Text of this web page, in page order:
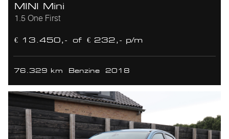
MINI Mini
1.5 One First
€ 13.450,- of € 232,- p/m
76.329 km Benzine 2018